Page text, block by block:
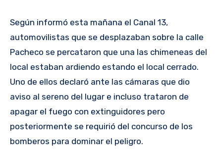
Según informó esta mañana el Canal 13,
automovilistas que se desplazaban sobre la calle
Pacheco se percataron que una las chimeneas del
local estaban ardiendo estando el local cerrado.
Uno de ellos declaró ante las cámaras que dio
aviso al sereno del lugar e incluso trataron de
apagar el fuego con extinguidores pero
posteriormente se requirió del concurso de los
bomberos para dominar el peligro.